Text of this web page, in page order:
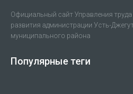
Официальный сайт Управления
развития администрации Усть-
муниципального района
Популярные теги